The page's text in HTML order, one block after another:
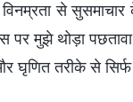
से सुसमाचार
मुझे थोड़ा
घृणित तरीके से